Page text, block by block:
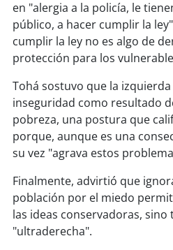
soytalcahuano
soyconcepción
coronel
arauco
temuco
soyvaldivia
soyosorno
en "alergia a la policía, le
público, a hacer cumplir la
cumplir la ley no es algo de
protección para los
Tohá sostuvo que la
inseguridad como resultado
pobreza, una postura que
porque, aunque es una
su vez "agrava estos
Finalmente, advirtió que
población por el miedo
las ideas conservadoras, sino
"ultraderecha".